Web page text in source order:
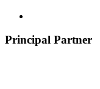
Principal Partner